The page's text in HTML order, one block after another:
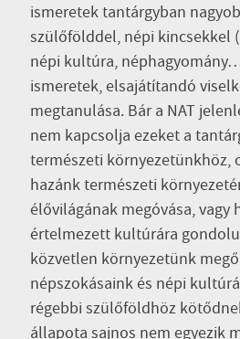
ismeretek tantárgyban
szülőfölddel, népi kincsekkel
népi kultúra,
ismeretek, elsajátítandó
megtanulása. Bár a NAT
nem kapcsolja ezeket a
természeti környezetünkhöz,
hazánk természeti
élővilágának megóvása, vagy
értelmezett kultúrára
közvetlen környezetünk
népszokásaink és népi
régebbi szülőföldhöz
állapota sajnos nem egyezik